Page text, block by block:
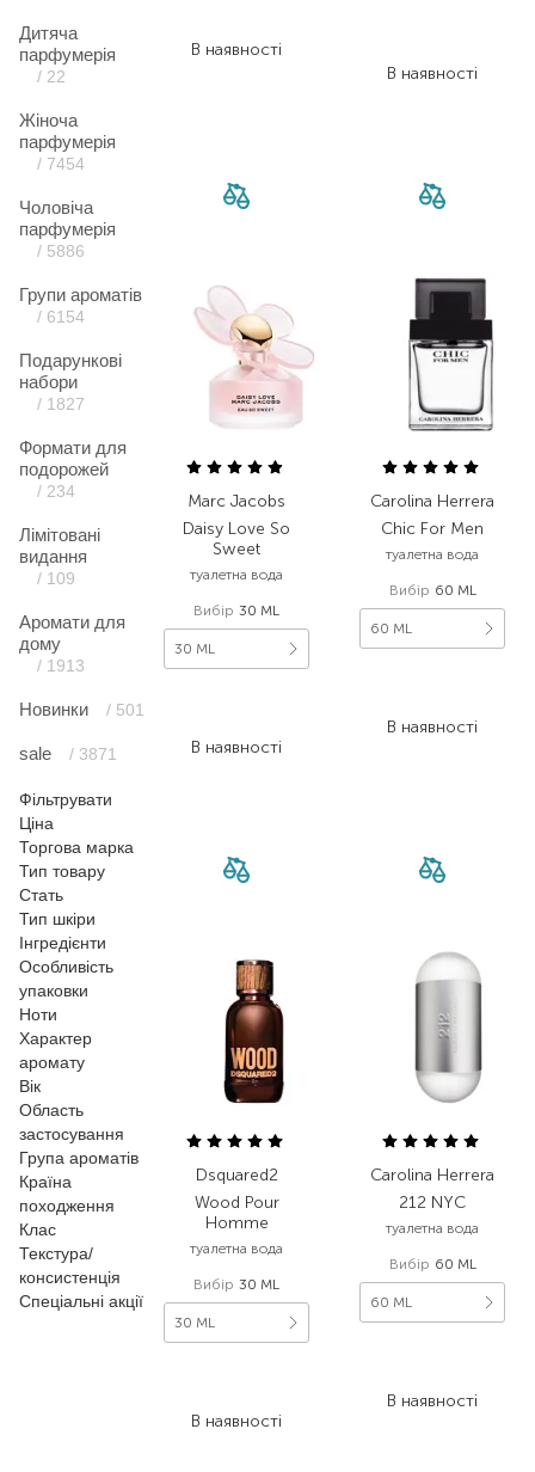
Дитяча
парфумерія
/ 22
Жіноча
парфумерія
/ 7454
Чоловіча
парфумерія
/ 5886
Групи ароматів
/ 6154
Подарункові
набори
/ 1827
Формати для
подорожей
/ 234
Лімітовані
видання
/ 109
Аромати для
дому
/ 1913
Новинки / 501
sale / 3871
Фільтрувати
Ціна
Торгова марка
Тип товару
Стать
Тип шкіри
Інгредієнти
Особливість
упаковки
Ноти
Характер
аромату
Вік
Область
застосування
Група ароматів
Країна
походження
Клас
Текстура/
консистенція
Спеціальні акції
В наявності
В наявності
Marc Jacobs
Daisy Love So
Sweet
туалетна вода
Вибір 30 ML
30 ML
В наявності
Carolina Herrera
Chic For Men
туалетна вода
Вибір 60 ML
60 ML
В наявності
Dsquared2
Wood Pour
Homme
туалетна вода
Вибір 30 ML
30 ML
В наявності
Carolina Herrera
212 NYC
туалетна вода
Вибір 60 ML
60 ML
В наявності